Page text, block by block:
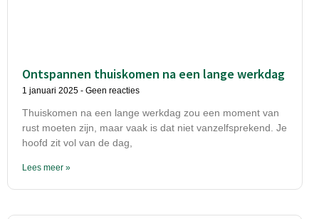
Ontspannen thuiskomen na een lange werkdag
1 januari 2025 Geen reacties
Thuiskomen na een lange werkdag zou een moment van
rust moeten zijn, maar vaak is dat niet vanzelfsprekend. Je
hoofd zit vol van de dag,
Lees meer »